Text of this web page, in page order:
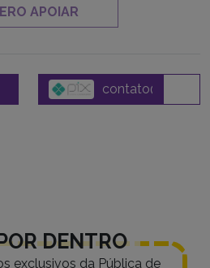
APOIAR
DENTRO
exclusivos da Pública de